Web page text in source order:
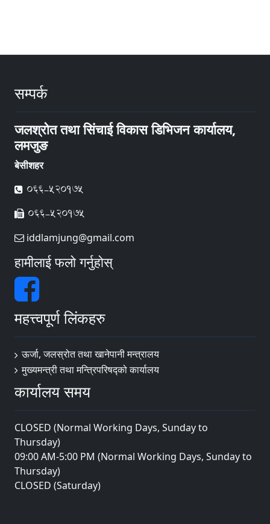
सम्पर्क
जलश्रोत तथा सिंचाई विकास डिभिजन कार्यालय,
लमजुङ
बेसीशहर
066-520175
066-520175
iddlamjung@gmail.com
हामीलाई फलो गर्नुहोस्
महत्त्वपूर्ण लिंकहरु
ऊर्जा, जलस्रोत तथा खानेपानी मन्त्रालय
मुख्यमन्त्री तथा मन्त्रिपरिषद्को कार्यालय
कार्यालय समय
CLOSED (Normal Working Days, Sunday to
Thursday)
09:00 AM-5:00 PM (Normal Working Days, Sunday to
Thursday)
CLOSED (Saturday)